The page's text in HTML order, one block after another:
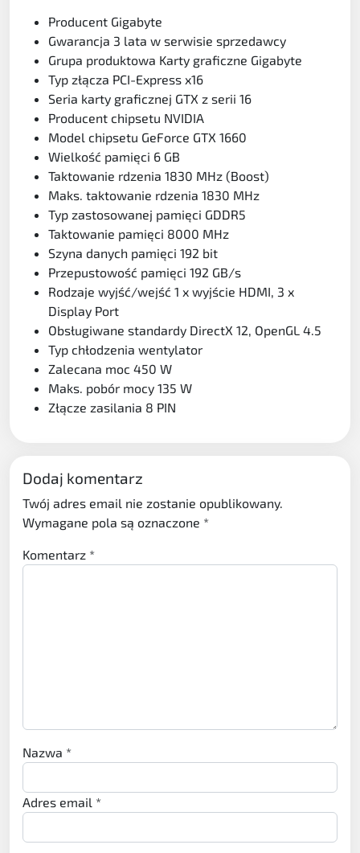
Producent Gigabyte
Gwarancja 3 lata w serwisie sprzedawcy
Grupa produktowa Karty graficzne Gigabyte
Typ złącza PCI-Express x16
Seria karty graficznej GTX z serii 16
Producent chipsetu NVIDIA
Model chipsetu GeForce GTX 1660
Wielkość pamięci 6 GB
Taktowanie rdzenia 1830 MHz (Boost)
Maks. taktowanie rdzenia 1830 MHz
Typ zastosowanej pamięci GDDR5
Taktowanie pamięci 8000 MHz
Szyna danych pamięci 192 bit
Przepustowość pamięci 192 GB/s
Rodzaje wyjść/wejść 1 x wyjście HDMI, 3 x
Display Port
Obsługiwane standardy DirectX 12, OpenGL 4.5
Typ chłodzenia wentylator
Zalecana moc 450 W
Maks. pobór mocy 135 W
Złącze zasilania 8 PIN
Dodaj komentarz
Twój adres email nie zostanie opublikowany.
Wymagane pola są oznaczone *
Komentarz *
Nazwa *
Adres email *